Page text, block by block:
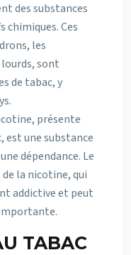
des substances
chimiques. Ces
les
sont
de tabac, y
présente
est une substance
dépendance. Le
la nicotine, qui
addictive et peut
TABAC